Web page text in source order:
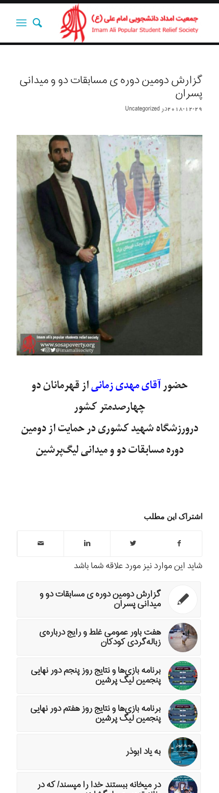
گزارش دومین دوره ی مسابقات دو و میدانی
پسران
2018-12-29درUncategorized
حضورآقای مهدی زمانیاز قهرمانان دو
چهارصدمتر کشور
در‌ورزشگاه شهید کشوری در حمایت از دومین
دوره مسابقات دو و میدانی لیگ‌پرشین
اشتراک این مطلب
شاید این موارد نیز مورد علاقه شما باشد
گزارش دومین دوره ی مسابقات دو و
میدانی پسران
هفت باور عمومی غلط و رایج درباره‌ی
زباله‌گردی کودکان
برنامه بازی‌ها و نتایج روز پنجم دور نهایی
پنجمین لیگ پرشین
برنامه بازی‌ها و نتایج روز هفتم دور نهایی
پنجمین لیگ پرشین
به یاد ابوذر
در میخانه ببستند خدا را مپسند/ که در